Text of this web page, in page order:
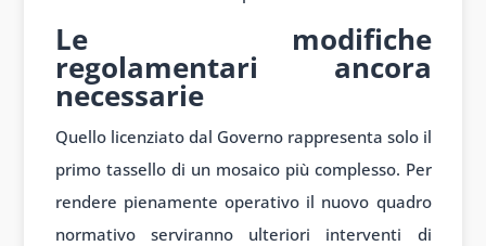
Le modifiche
regolamentari ancora
necessarie
Quello licenziato dal Governo rappresenta solo il
primo tassello di un mosaico più complesso. Per
rendere pienamente operativo il nuovo quadro
normativo serviranno ulteriori interventi di